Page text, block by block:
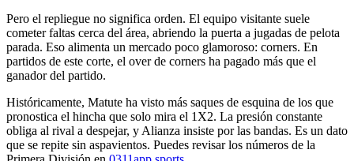
Pero el repliegue no significa orden. El equipo visitante suele
cometer faltas cerca del área, abriendo la puerta a jugadas de pelota
parada. Eso alimenta un mercado poco glamoroso: corners. En
partidos de este corte, el over de corners ha pagado más que el
ganador del partido.
Históricamente, Matute ha visto más saques de esquina de los que
pronostica el hincha que solo mira el 1X2. La presión constante
obliga al rival a despejar, y Alianza insiste por las bandas. Es un dato
que se repite sin aspavientos. Puedes revisar los números de la